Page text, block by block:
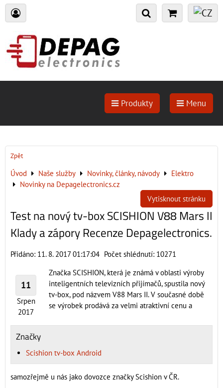
Produkty Menu
Zpět
Úvod Naše služby Novinky, články, návody
Elektro
Novinky na Depagelectronics.cz
Vytisknout stránku
Test na nový tv-box SCISHION V88 Mars II
Klady a zápory Recenze Depagelectronics.
Přidáno: 11. 8. 2017 01:17:04 Počet shlédnutí: 10271
11
Srpen
2017
Značky
Scishion tv-box Android
Značka SCISHION, která je známá v oblasti výroby
inteligentních televizních přijímačů, spustila nový
tv-box, pod názvem V88 Mars II. V současné době
se výrobek prodává za velmi atraktivní cenu a
samozřejmě u nás jako dovozce značky Scishion v ČR.